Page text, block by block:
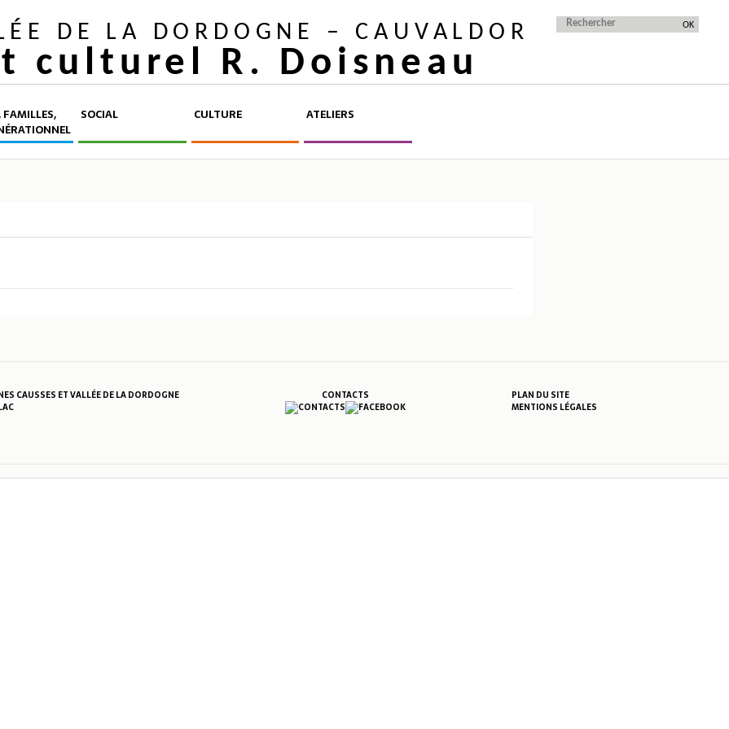
DE LA DORDOGNE – CAUVALDOR
culturel R. Doisneau
SOCIAL CULTURE ATELIERS
CAUSSES ET VALLÉE DE LA DORDOGNE
CONTACTS
PLAN DU SITE
MENTIONS LÉGALES